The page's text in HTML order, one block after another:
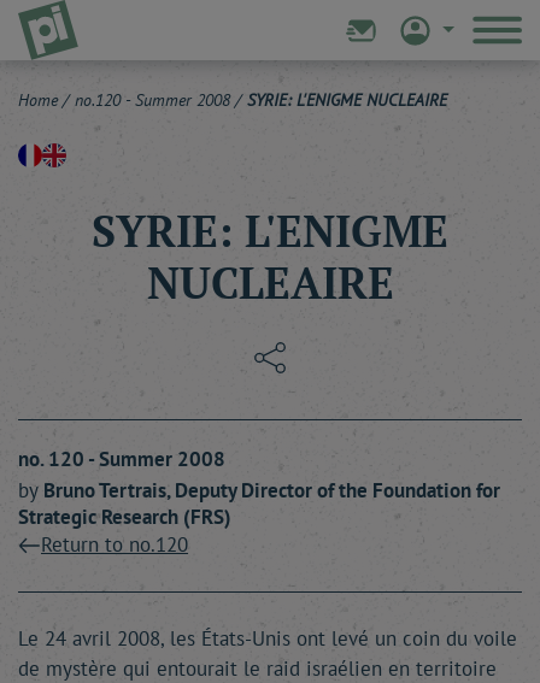
Home / no.120 - Summer 2008/ SYRIE: L'ENIGME NUCLEAIRE
SYRIE: L'ENIGME
NUCLEAIRE
no. 120 - Summer 2008
by BrunoTertrais, Deputy Director of the Foundation for
Strategic Research (FRS)
Return to no.120
Le 24 avril 2008, les États-Unis ont levé un coin du voile
de mystère qui entourait le raid israélien en territoire